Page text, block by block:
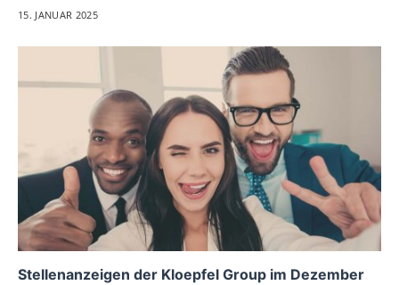
15. JANUAR 2025
Stellenanzeigen der Kloepfel Group im Dezember